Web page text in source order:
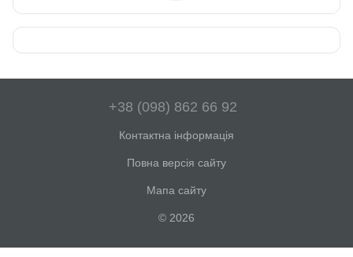
+38 (098) 862 66 92
Контактна інформація
Повна версія сайту
Мапа сайту
© 2026